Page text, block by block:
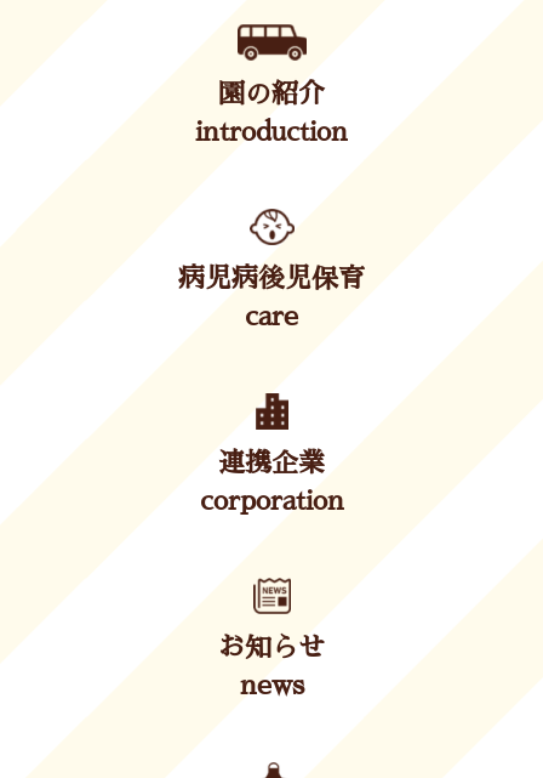
園の紹介
introduction
病児病後児保育
care
連携企業
corporation
お知らせ
news